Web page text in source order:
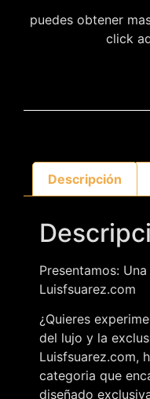
puedes obtener
click
Descripción
Presentamos:
Luisfsuarez.com
¿Quieres
del lujo y la
Luisfsuarez.com,
categoria que
diseñado